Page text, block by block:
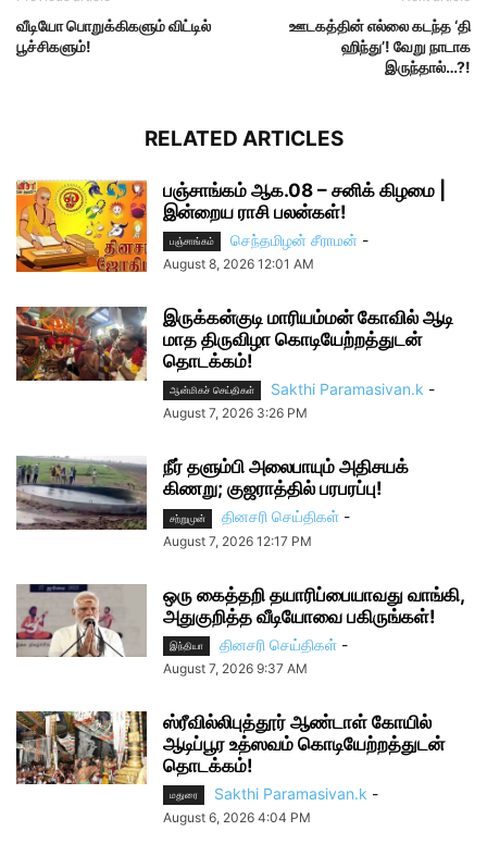
வீடியோ பொறுக்கிகளும் விட்டில்
பூச்சிகளும்!
ஊடகத்தின் எல்லை கடந்த ‘தி
ஹிந்து’! வேறு நாடாக
இருந்தால்…?!
RELATED ARTICLES
பஞ்சாங்கம் ஆக.08 – சனிக் கிழமை |
இன்றைய ராசி பலன்கள்!
பஞ்சாங்கம் செந்தமிழன் சீராமன் -
August 8, 2026 12:01 AM
இருக்கன்குடி மாரியம்மன் கோவில் ஆடி
மாத திருவிழா கொடியேற்றத்துடன்
தொடக்கம்!
ஆன்மிகச் செய்திகள் Sakthi Paramasivan.k -
August 7, 2026 3:26 PM
நீர் தளும்பி அலைபாயும் அதிசயக்
கிணறு; குஜராத்தில் பரபரப்பு!
சற்றுமுன் தினசரி செய்திகள் -
August 7, 2026 12:17 PM
ஒரு கைத்தறி தயாரிப்பையாவது வாங்கி,
அதுகுறித்த வீடியோவை பகிருங்கள்!
இந்தியா தினசரி செய்திகள் -
August 7, 2026 9:37 AM
ஸ்ரீவில்லிபுத்தூர் ஆண்டாள் கோயில்
ஆடிப்பூர உத்ஸவம் கொடியேற்றத்துடன்
தொடக்கம்!
மதுரை Sakthi Paramasivan.k -
August 6, 2026 4:04 PM